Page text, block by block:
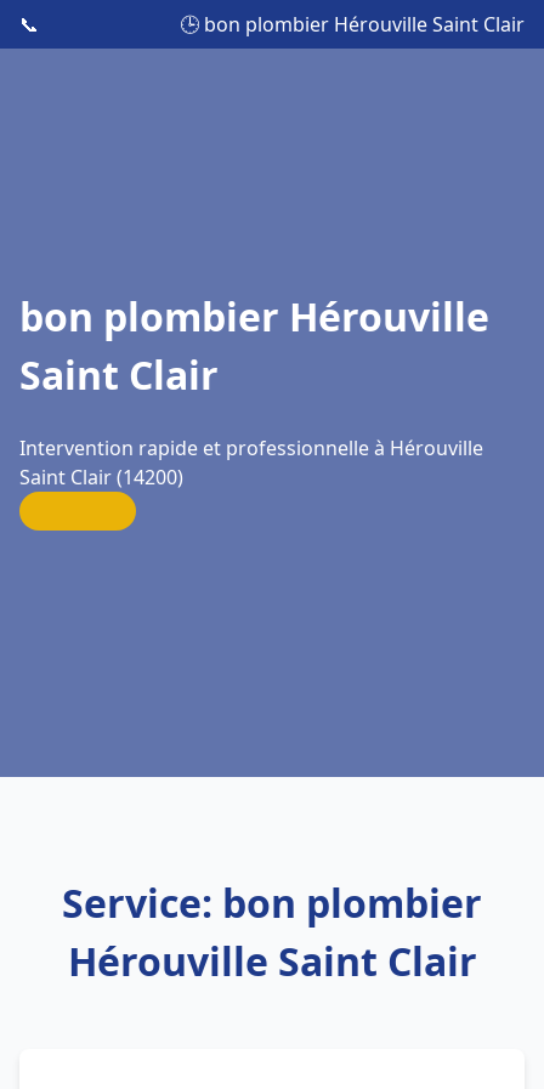
📞 🕒 bon plombier Hérouville Saint Clair
bon plombier Hérouville
Saint Clair
Intervention rapide et professionnelle à Hérouville
Saint Clair (14200)
Service: bon plombier
Hérouville Saint Clair